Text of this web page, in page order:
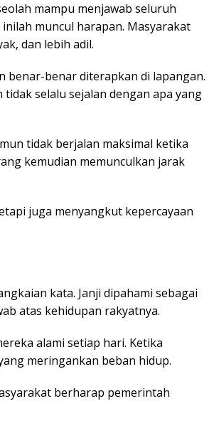
mampu menjawab seluruh
muncul harapan. Masyarakat
dan lebih adil.
benar-benar diterapkan di lapangan.
selalu sejalan dengan apa yang
tidak berjalan maksimal ketika
kemudian memunculkan jarak
juga menyangkut kepercayaan
kata. Janji dipahami sebagai
atas kehidupan rakyatnya.
alami setiap hari. Ketika
meringankan beban hidup.
berharap pemerintah